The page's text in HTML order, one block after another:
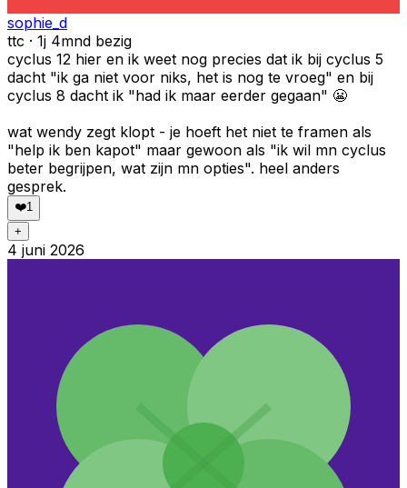
sophie_d
ttc · 1j 4mnd bezig
cyclus 12 hier en ik weet nog precies dat ik bij cyclus 5
dacht "ik ga niet voor niks, het is nog te vroeg" en bij
cyclus 8 dacht ik "had ik maar eerder gegaan" 😬
wat wendy zegt klopt - je hoeft het niet te framen als
"help ik ben kapot" maar gewoon als "ik wil mn cyclus
beter begrijpen, wat zijn mn opties". heel anders
gesprek.
❤️1
+
4 juni 2026